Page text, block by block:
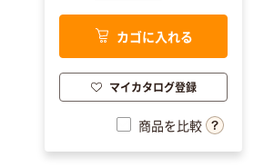
カゴに入れる
マイカタログ登録
商品を比較